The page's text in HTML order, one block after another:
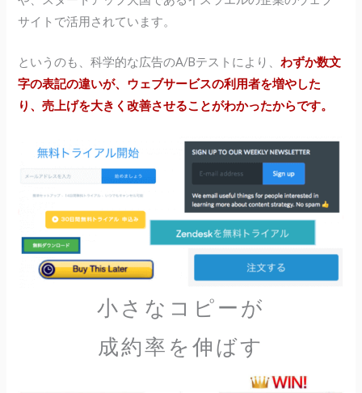
サイトで活用されています。
というのも、科学的な広告のA/Bテストにより、わずか数文
字の表記の違いが、ウェブサービスの利用者を増やした
り、売上げを大きく改善させることがわかったからです。
小さなコピーが
成約率を伸ばす